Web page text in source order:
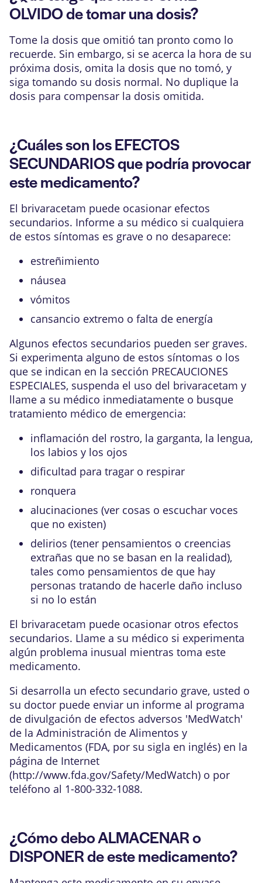
OLVIDO de tomar una dosis?
Tome la dosis que omitió tan pronto como lo
recuerde. Sin embargo, si se acerca la hora de su
próxima dosis, omita la dosis que no tomó, y
siga tomando su dosis normal. No duplique la
dosis para compensar la dosis omitida.
¿Cuáles son los EFECTOS
SECUNDARIOS que podría provocar
este medicamento?
El brivaracetam puede ocasionar efectos
secundarios. Informe a su médico si cualquiera
de estos síntomas es grave o no desaparece:
estreñimiento
náusea
vómitos
cansancio extremo o falta de energía
Algunos efectos secundarios pueden ser graves.
Si experimenta alguno de estos síntomas o los
que se indican en la sección PRECAUCIONES
ESPECIALES, suspenda el uso del brivaracetam y
llame a su médico inmediatamente o busque
tratamiento médico de emergencia:
inflamación del rostro, la garganta, la lengua,
los labios y los ojos
dificultad para tragar o respirar
ronquera
alucinaciones (ver cosas o escuchar voces
que no existen)
delirios (tener pensamientos o creencias
extrañas que no se basan en la realidad),
tales como pensamientos de que hay
personas tratando de hacerle daño incluso
si no lo están
El brivaracetam puede ocasionar otros efectos
secundarios. Llame a su médico si experimenta
algún problema inusual mientras toma este
medicamento.
Si desarrolla un efecto secundario grave, usted o
su doctor puede enviar un informe al programa
de divulgación de efectos adversos 'MedWatch'
de la Administración de Alimentos y
Medicamentos (FDA, por su sigla en inglés) en la
página de Internet
(http://www.fda.gov/Safety/MedWatch) o por
teléfono al 1-800-332-1088.
¿Cómo debo ALMACENAR o
DISPONER de este medicamento?